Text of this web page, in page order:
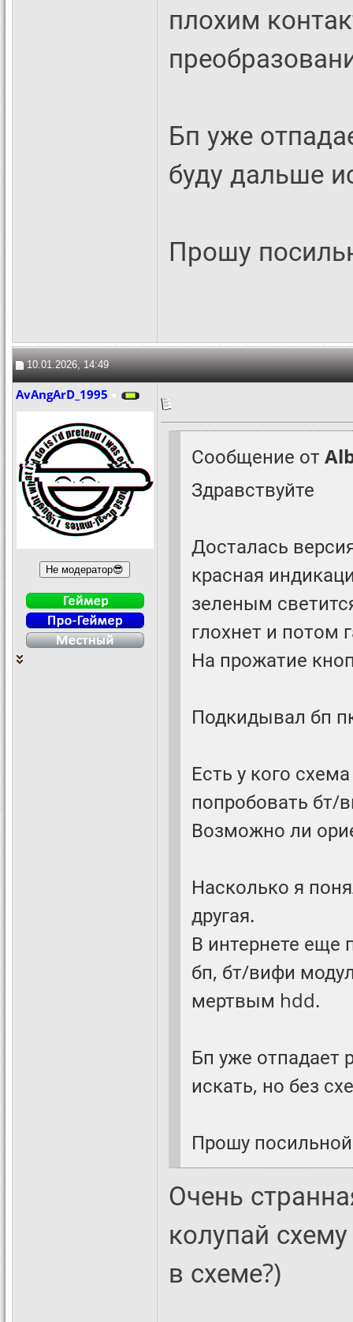
плохим
Бп уже
буду дальше
Прошу
10.01.2026, 14:49
AvAngArD_1995
Сообщение от
Здравствуйте
Досталась
красная
зеленым
глохнет и потом
На прожатие
Подкидывал бп
Есть у кого
попробовать бт/
Возможно ли
Насколько я
другая.
В интернете еще
бп, бт/вифи
мертвым hdd.
Бп уже отпадает
искать, но без
Прошу
Очень
колупай
в схеме?)